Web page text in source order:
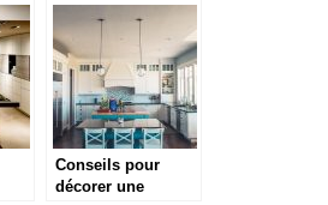
Conseils pour
décorer une